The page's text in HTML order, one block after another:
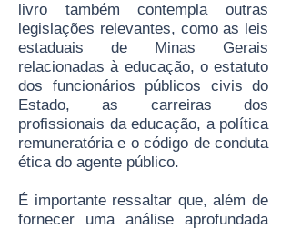
livro também contempla outras
legislações relevantes, como as leis
estaduais de Minas Gerais
relacionadas à educação, o estatuto
dos funcionários públicos civis do
Estado, as carreiras dos
profissionais da educação, a política
remuneratória e o código de conduta
ética do agente público.
É importante ressaltar que, além de
fornecer uma análise aprofundada